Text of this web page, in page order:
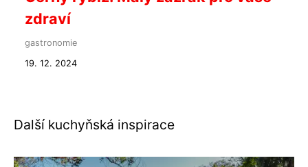
zdraví
gastronomie
19. 12. 2024
Další kuchyňská inspirace